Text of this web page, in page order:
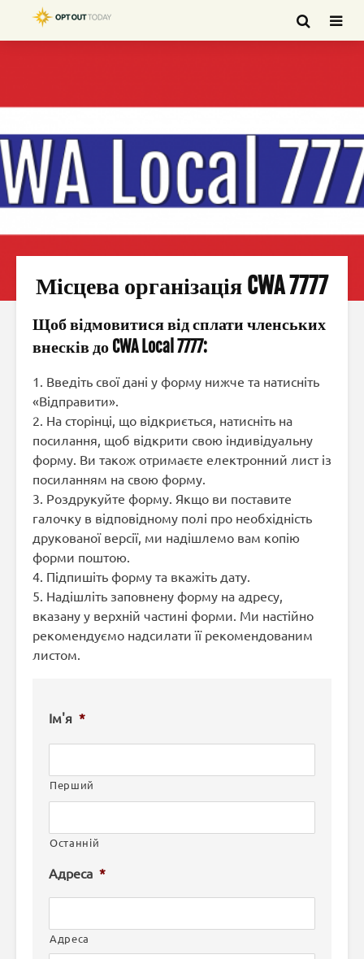
Місцева організація CWA 7777
Щоб відмовитися від сплати членських
внесків до CWA Local 7777:
1. Введіть свої дані у форму нижче та натисніть
«Відправити».
2. На сторінці, що відкриється, натисніть на
посилання, щоб відкрити свою індивідуальну
форму. Ви також отримаєте електронний лист із
посиланням на свою форму.
3. Роздрукуйте форму. Якщо ви поставите
галочку в відповідному полі про необхідність
друкованої версії, ми надішлемо вам копію
форми поштою.
4. Підпишіть форму та вкажіть дату.
5. Надішліть заповнену форму на адресу,
вказану у верхній частині форми. Ми настійно
рекомендуємо надсилати її рекомендованим
листом.
Ім'я *
Перший
Останній
Адреса *
Адреса